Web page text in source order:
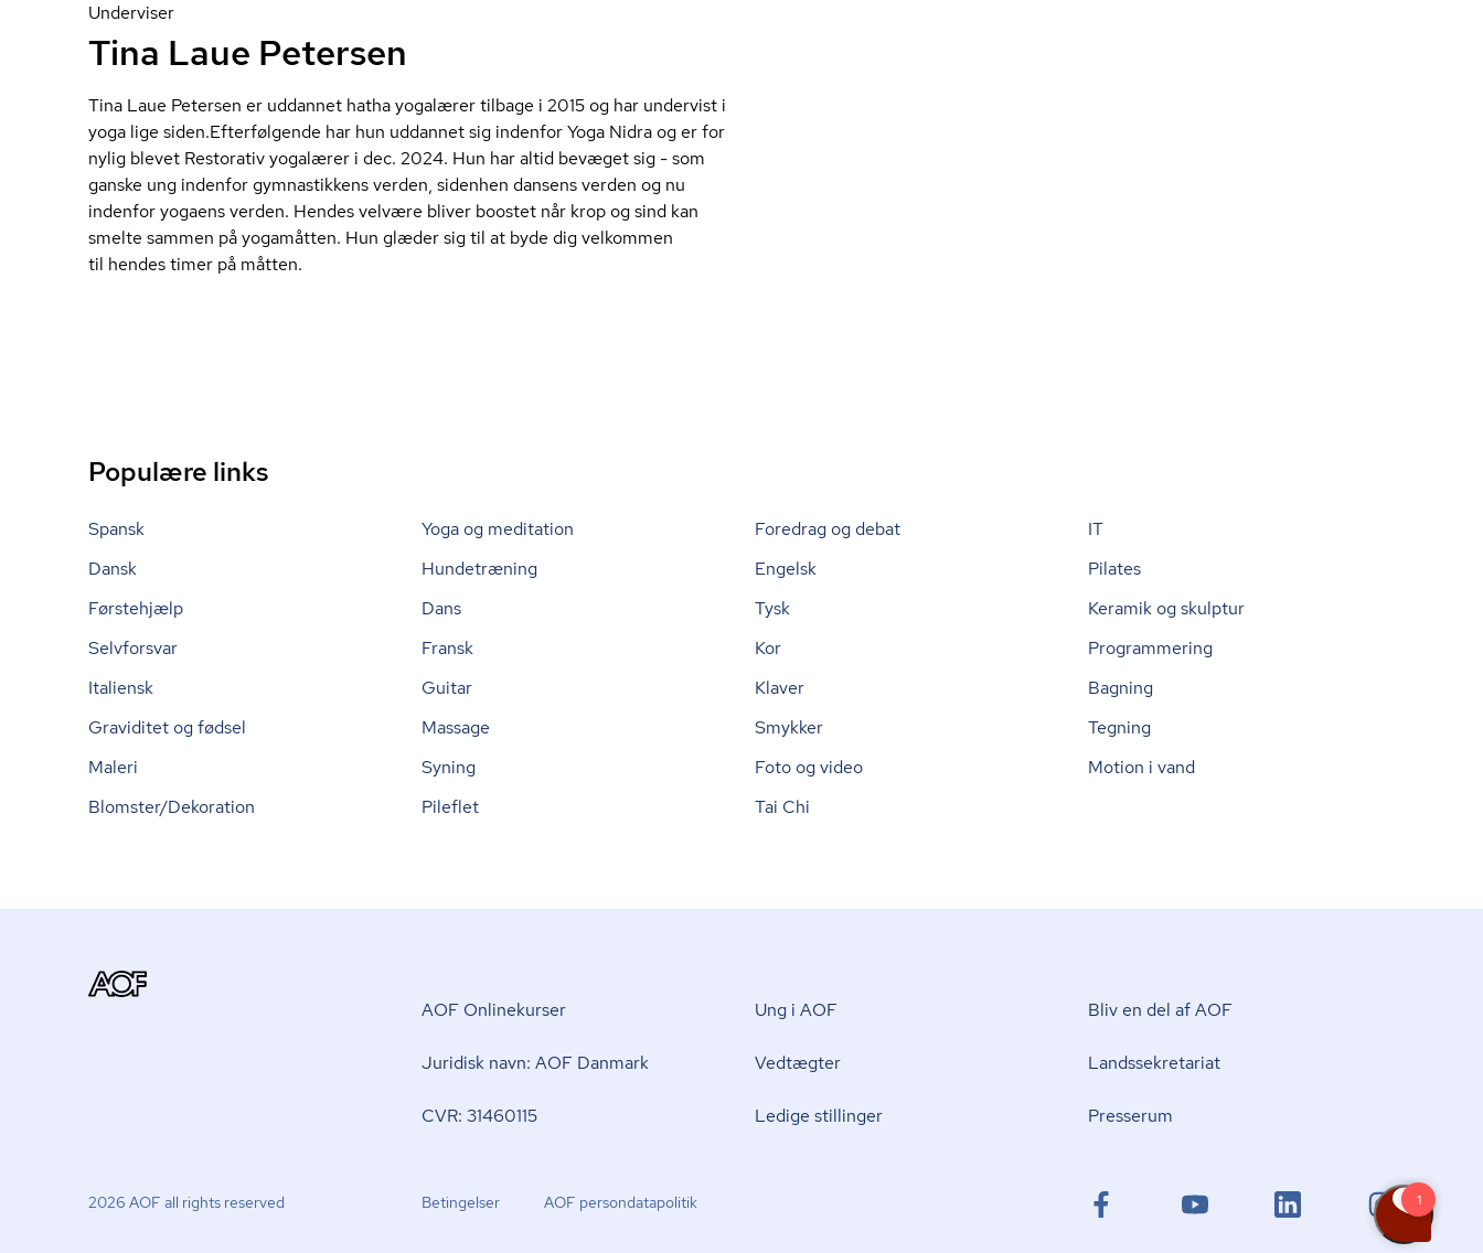
Underviser
Tina Laue Petersen
Tina Laue Petersen er uddannet hatha yogalærer tilbage i 2015 og har undervist i
yoga lige siden.Efterfølgende har hun uddannet sig indenfor Yoga Nidra og er for
nylig blevet Restorativ yogalærer i dec. 2024. Hun har altid bevæget sig - som
ganske ung indenfor gymnastikkens verden, sidenhen dansens verden og nu
indenfor yogaens verden. Hendes velvære bliver boostet når krop og sind kan
smelte sammen på yogamåtten. Hun glæder sig til at byde dig velkommen
til hendes timer på måtten.
Populære links
Spansk Yoga og meditation Foredrag og debat
IT
Dansk
Hundetræning Engelsk
Pilates
Førstehjælp
Dans Tysk
Keramik og skulptur
Selvforsvar
Fransk Kor
Programmering
Italiensk
Guitar Klaver
Bagning
Graviditet og fødsel
Massage Smykker
Tegning
Maleri
Syning Foto og video
Motion i vand
Blomster/Dekoration
Pileflet Tai Chi
AOF Onlinekurser
Juridisk navn: AOF Danmark
CVR: 31460115
Ung i AOF
Vedtægter
Ledige stillinger
Bliv en del af AOF
Lands­se­kre­ta­ri­at
Presserum
2026 AOF all rights reserved Betingelser
AOF per­son­da­ta­po­li­tik
instagram.com